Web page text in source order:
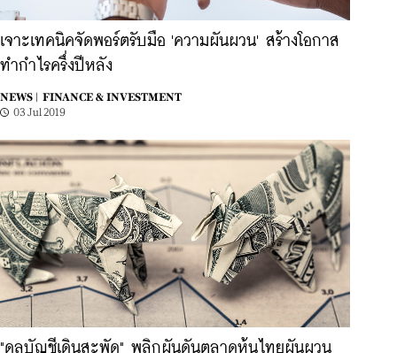
เจาะเทคนิคจัดพอร์ตรับมือ 'ความผันผวน' สร้างโอกาส
ทำกำไรครึ่งปีหลัง
NEWS |
FINANCE & INVESTMENT
03 Jul 2019
"ดุลบัญชีเดินสะพัด" พลิกผันดันตลาดหุ้นไทยผันผวน